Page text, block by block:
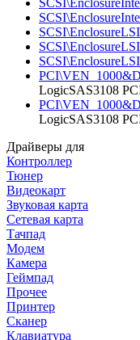
LogicSAS3108
LogicSAS3108
Драйверы для
Контроллер
Тюнер
Видеокарт
Звуковая карта
Сетевая карта
Тачпад
Модем
Камера
Геймпад
Прочее
Принтер
Сканер
Клавиатура